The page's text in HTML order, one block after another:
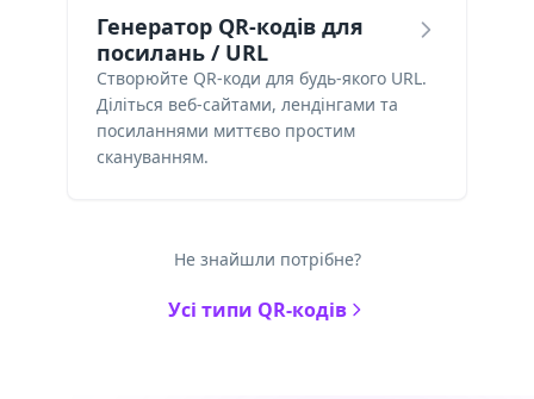
Генератор QR-кодів для
посилань / URL
Створюйте QR-коди для будь-якого URL.
Діліться веб-сайтами, лендінгами та
посиланнями миттєво простим
скануванням.
Не знайшли потрібне?
Усі типи QR-кодів